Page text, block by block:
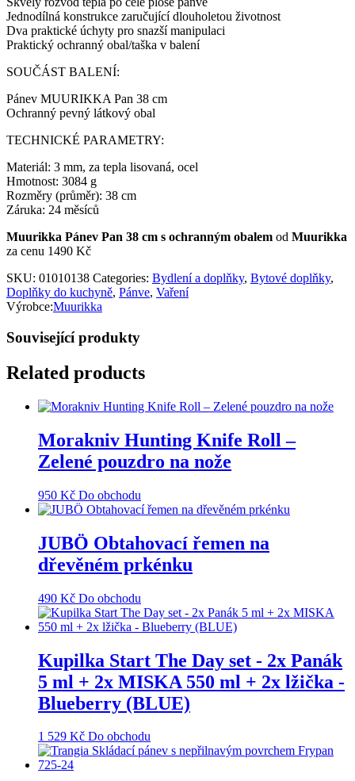
Jednodílná konstrukce zaručující dlouholetou životnost
Dva praktické úchyty pro snazší manipulaci
Praktický ochranný obal/taška v balení
SOUČÁST BALENÍ:
Pánev MUURIKKA Pan 38 cm
Ochranný pevný látkový obal
TECHNICKÉ PARAMETRY:
Materiál: 3 mm, za tepla lisovaná, ocel
Hmotnost: 3084 g
Rozměry (průměr): 38 cm
Záruka: 24 měsíců
Muurikka Pánev Pan 38 cm s ochranným obalem od Muurikka
za cenu 1490 Kč
SKU: 01010138 Categories: Bydlení a doplňky, Bytové doplňky,
Doplňky do kuchyně, Pánve, Vaření
Výrobce:Muurikka
Související produkty
Related products
Morakniv Hunting Knife Roll –
Zelené pouzdro na nože
950 Kč Do obchodu
JUBÖ Obtahovací řemen na
dřevěném prkénku
490 Kč Do obchodu
Kupilka Start The Day set - 2x Panák
5 ml + 2x MISKA 550 ml + 2x lžička -
Blueberry (BLUE)
1 529 Kč Do obchodu